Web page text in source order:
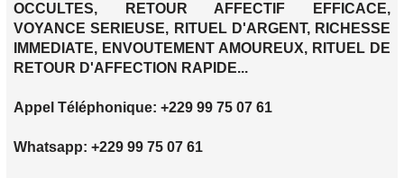
OCCULTES, RETOUR AFFECTIF EFFICACE,
VOYANCE SERIEUSE, RITUEL D'ARGENT, RICHESSE
IMMEDIATE, ENVOUTEMENT AMOUREUX, RITUEL DE
RETOUR D'AFFECTION RAPIDE...
Appel Téléphonique: +229 99 75 07 61
Whatsapp: +229 99 75 07 61